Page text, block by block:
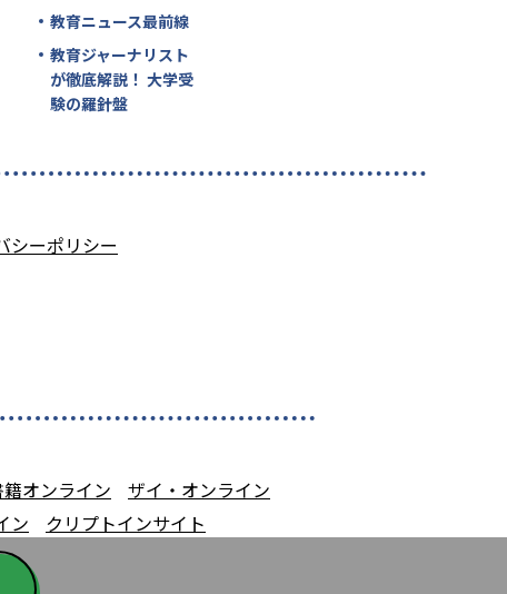
教育ニュース最前線
教育ジャーナリスト
が徹底解説！ 大学受
験の羅針盤
シーポリシー
オンライン
ザイ・オンライン
ン クリプトインサイト